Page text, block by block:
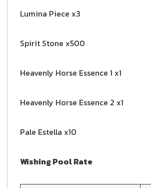
Lumina Piece x3
Spirit Stone x500
Heavenly Horse Essence 1 x1
Heavenly Horse Essence 2 x1
Pale Estella x10
Wishing Pool Rate